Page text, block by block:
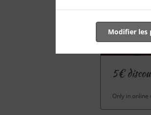
Modifier les
5€
Only in online